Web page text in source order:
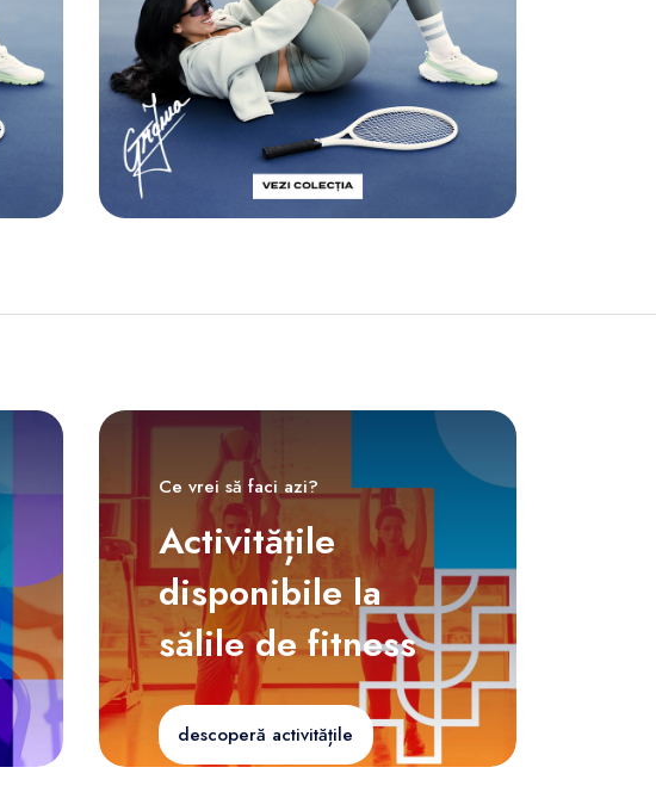
Ce vrei să faci azi?
Activitățile
disponibile la
sălile de fitness
descoperă activitățile